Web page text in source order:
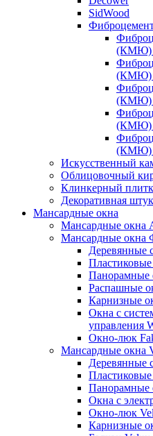
SidWood
(КМЮ)
(КМЮ)
(КМЮ)
(КМЮ)
(КМЮ)
Искусственный
Облицовочный
Клинкерный
Декоративная
Мансардные окна
Мансардные окна
Мансардные окна
Деревянные
Панорамные
Распашные
Карнизные
Окна с
управления
Окно-люк
Мансардные окна
Деревянные
Панорамные
Окна с
Окно-люк
Карнизные